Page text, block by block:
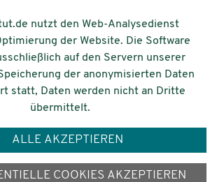
Zentrum für
DeZIM e.V.
nutzt den Web-Analysedienst
der Website. Die Software
auf den Servern unserer
der anonymisierten Daten
statt, Daten werden nicht an Dritte
übermittelt.
ALLE AKZEPTIEREN
COOKIES AKZEPTIEREN